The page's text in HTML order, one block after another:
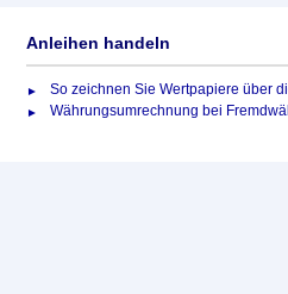
Anleihen handeln
So zeichnen Sie Wertpapiere über
Währungsumrechnung bei